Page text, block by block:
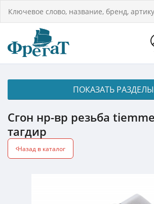
ПОКАЗАТЬ РАЗДЕЛЫ
Назад в каталог
Сгон нр-вр резьба
тагдир